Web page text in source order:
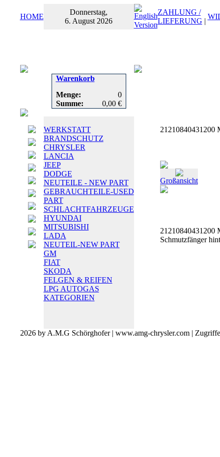
HOME
Donnerstag,
6. August 2026
ZAHLUNG /
LIEFERUNG |
Warenkorb
Menge:
0
Summe:
0,00 €
WERKSTATT
BRANDSCHUTZ
CHRYSLER
LANCIA
JEEP
DODGE
NEUTEILE - NEW PART
GEBRAUCHTEILE-USED
PART
SCHLACHTFAHRZEUGE
HYUNDAI
MITSUBISHI
LADA
NEUTEIL-NEW PART
GM
FIAT
SKODA
FELGEN & REIFEN
LPG AUTOGAS
KATEGORIEN
21210840431200
Großansicht
21210840431200
Schmutzfänger
2026 by A.M.G Schörghofer | www.amg-chrysler.com |